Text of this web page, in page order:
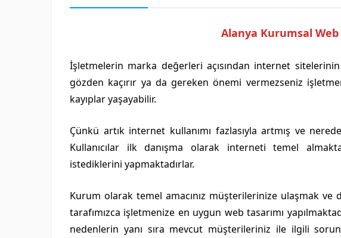
Alanya Kurumsal Web
İşletmelerin marka değerleri açısından internet
gözden kaçırır ya da gereken önemi vermezseniz
kayıplar yaşayabilir.
Çünkü artık internet kullanımı fazlasıyla artmış ve
Kullanıcılar ilk danışma olarak interneti temel
istediklerini yapmaktadırlar.
Kurum olarak temel amacınız müşterilerinize ulaşmak
tarafımızca işletmenize en uygun web tasarımı
nedenlerin yanı sıra mevcut müşterileriniz ile ilgili